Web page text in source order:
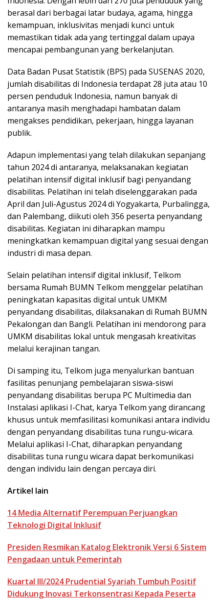
berasal dari berbagai latar budaya, agama, hingga
kemampuan, inklusivitas menjadi kunci untuk
memastikan tidak ada yang tertinggal dalam upaya
mencapai pembangunan yang berkelanjutan.
Data Badan Pusat Statistik (BPS) pada SUSENAS 2020,
jumlah disabilitas di Indonesia terdapat 28 juta atau 10
persen penduduk Indonesia, namun banyak di
antaranya masih menghadapi hambatan dalam
mengakses pendidikan, pekerjaan, hingga layanan
publik.
Adapun implementasi yang telah dilakukan sepanjang
tahun 2024 di antaranya, melaksanakan kegiatan
pelatihan intensif digital inklusif bagi penyandang
disabilitas. Pelatihan ini telah diselenggarakan pada
April dan Juli-Agustus 2024 di Yogyakarta, Purbalingga,
dan Palembang, diikuti oleh 356 peserta penyandang
disabilitas. Kegiatan ini diharapkan mampu
meningkatkan kemampuan digital yang sesuai dengan
industri di masa depan.
Selain pelatihan intensif digital inklusif, Telkom
bersama Rumah BUMN Telkom menggelar pelatihan
peningkatan kapasitas digital untuk UMKM
penyandang disabilitas, dilaksanakan di Rumah BUMN
Pekalongan dan Bangli. Pelatihan ini mendorong para
UMKM disabilitas lokal untuk mengasah kreativitas
melalui kerajinan tangan.
Di samping itu, Telkom juga menyalurkan bantuan
fasilitas penunjang pembelajaran siswa-siswi
penyandang disabilitas berupa PC Multimedia dan
Instalasi aplikasi I-Chat, karya Telkom yang dirancang
khusus untuk memfasilitasi komunikasi antara individu
dengan penyandang disabilitas tuna rungu-wicara.
Melalui aplikasi I-Chat, diharapkan penyandang
disabilitas tuna rungu wicara dapat berkomunikasi
dengan individu lain dengan percaya diri.
Artikel lain
14 Media Alternatif Perempuan Perjuangkan
Teknologi Digital Inklusif
Presiden Resmikan Katalog Elektronik Versi 6 Sistem
Pengadaan untuk Pemerintah
Kuartal III/2024 Prudential Syariah Tumbuh Positif
Didukung Inovasi Terkonsentrasi Kepada Peserta